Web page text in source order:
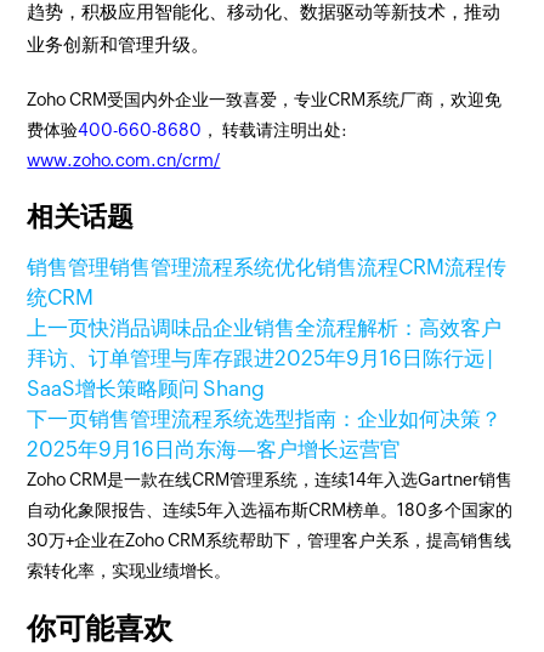
趋势，积极应用智能化、移动化、数据驱动等新技术，推动
业务创新和管理升级。
Zoho CRM受国内外企业一致喜爱，专业CRM系统厂商，欢迎免
费体验400-660-8680 ， 转载请注明出处:
www.zoho.com.cn/crm/
相关话题
销售管理销售管理流程系统优化销售流程CRM流程传
统CRM
上一页快消品调味品企业销售全流程解析：高效客户
拜访、订单管理与库存跟进2025年9月16日 陈行远 |
SaaS增长策略顾问 Shang
下一页销售管理流程系统选型指南：企业如何决策？
2025年9月16日 尚东海—客户增长运营官
Zoho CRM是一款在线CRM管理系统，连续14年入选Gartner销售
自动化象限报告、连续5年入选福布斯CRM榜单。180多个国家的
30万+企业在Zoho CRM系统帮助下，管理客户关系，提高销售线
索转化率，实现业绩增长。
你可能喜欢